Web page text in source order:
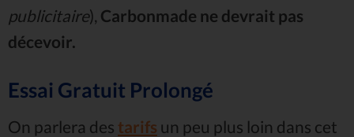
publicitaire), Carbonmade ne devrait pas
décevoir.
Essai Gratuit Prolongé
On parlera des tarifs un peu plus loin dans cet